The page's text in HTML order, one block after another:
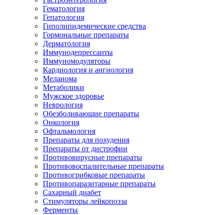
Гематология
Гепатология
Гиполипидемические средства
Гормональные препараты
Дерматология
Иммунодепрессанты
Иммуномодуляторы
Кардиология и ангиология
Меланома
Метаболики
Мужское здоровье
Неврология
Обезболивающие препараты
Онкология
Офтальмология
Препараты для похудения
Препараты от дистрофии
Противовирусные препараты
Противовоспалительные препараты
Противогрибковые препараты
Противопаразитарные препараты
Сахарный диабет
Стимуляторы лейкопоэза
Ферменты